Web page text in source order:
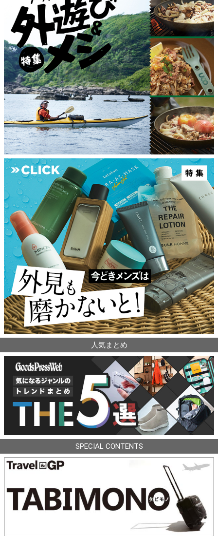
人気まとめ
SPECIAL CONTENTS